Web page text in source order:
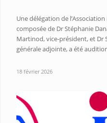
Une délégation de
composée de Dr Stéphanie
Martinod, vice-président, et Dr
générale adjointe, a été
18 février 2026